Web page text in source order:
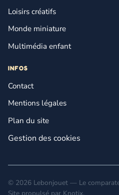
Loisirs créatifs
Monde miniature
Multimédia enfant
INFOS
Contact
Mentions légales
Plan du site
Gestion des cookies
© 2026 Lebonjouet — Le
Site propulsé par Knotix.